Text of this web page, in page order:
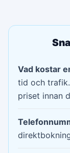
Vad kostar
tid och
priset innan